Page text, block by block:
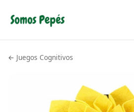
← Juegos Cognitivos